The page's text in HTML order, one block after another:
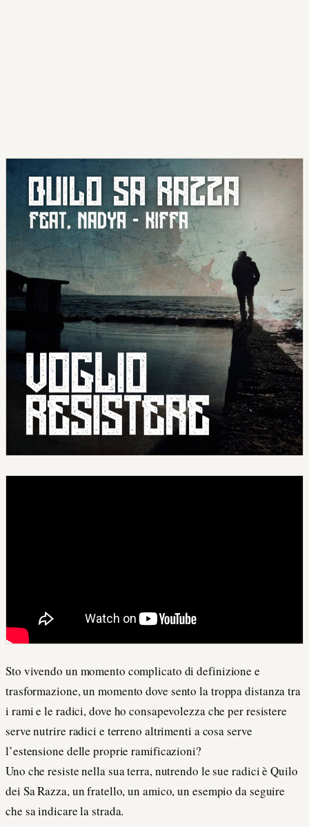
Sto vivendo un momento complicato di definizione e
trasformazione, un momento dove sento la troppa distanza tra
i rami e le radici, dove ho consapevolezza che per resistere
serve nutrire radici e terreno altrimenti a cosa serve
l’estensione delle proprie ramificazioni?
Uno che resiste nella sua terra, nutrendo le sue radici è Quilo
dei Sa Razza, un fratello, un amico, un esempio da seguire
che sa indicare la strada.